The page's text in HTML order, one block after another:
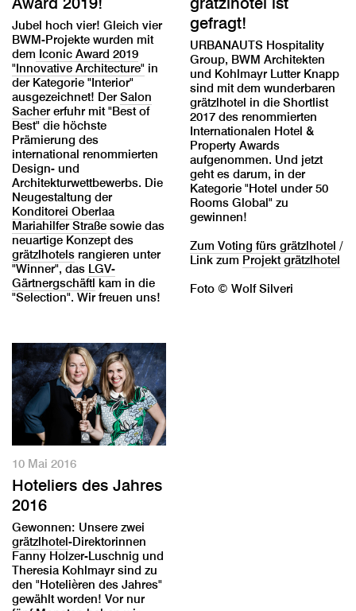
Jubel hoch vier! Gleich vier
BWM-Projekte wurden mit
dem Iconic Award 2019
"Innovative Architecture" in
der Kategorie "Interior"
ausgezeichnet! DerSalon
Sachererfuhr mit "Best of
Best" die höchste
Prämierung des
international renommierten
Design- und
Architekturwettbewerbs. Die
Neugestaltung der
Konditorei Oberlaa
Mariahilfer Straße sowie das
neuartige Konzept des
grätzlhotels rangieren unter
"Winner", das LGV-
Gärtnergschäftl kam in die
"Selection". Wir freuen uns!
gefragt!
URBANAUTS Hospitality
Group, BWM Architekten
und Kohlmayr Lutter Knapp
sind mit dem wunderbaren
grätzlhotel in die Shortlist
2017 des renommierten
Internationalen Hotel &
Property Awards
aufgenommen. Und jetzt
geht es darum, in der
Kategorie "Hotel under 50
Rooms Global" zu
gewinnen!
Zum Voting fürs grätzlhotel /
Link zum Projekt grätzlhotel
Foto © Wolf Silveri
10 Mai 2016
Hoteliers des Jahres
2016
Gewonnen: Unsere zwei
grätzlhotel-Direktorinnen
Fanny Holzer-Luschnig und
Theresia Kohlmayr sind zu
den "Hotelièren des Jahres"
gewählt worden! Vor nur